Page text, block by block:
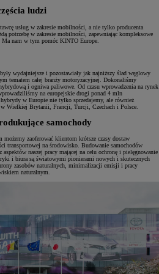
ludzi
usług w zakresie mobilności, a nie tylko producenta
potrzebę w zakresie mobilności, zapewniając kompleksowe
nam w tym pomóc KINTO Europe.
wydajniejsze i pozostawiały jak najniższy ślad węglowy
tematem całej branży motoryzacyjnej. Dokonaliśmy
i ogniwa paliwowe. Od czasu wprowadzenia na rynek
na europejskie drogi ponad 4 mln
w Europie nie tylko sprzedajemy, ale również
w Wielkiej Brytanii, Francji, Turcji, Czechach i Polsce.
samochody
możemy zaoferować klientom krótsze czasy dostaw
transportowej na środowisko. Budowanie samochodów
naszej pracy mającej na celu ochronę i pielęgnowanie
i biura są światowymi pionierami nowych i skutecznych
zasobów naturalnych, minimalizacji emisji i pracy
naturalnym.